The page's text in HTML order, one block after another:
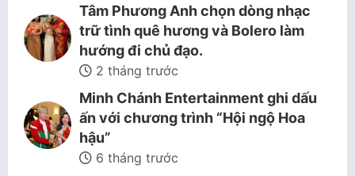
Tâm Phương Anh chọn dòng nhạc
trữ tình quê hương và Bolero làm
hướng đi chủ đạo.
2 tháng trước
Minh Chánh Entertainment ghi dấu
ấn với chương trình “Hội ngộ Hoa
hậu”
6 tháng trước